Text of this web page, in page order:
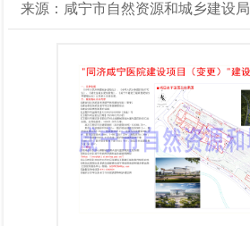
来源：咸宁市自然资源和城乡建设局